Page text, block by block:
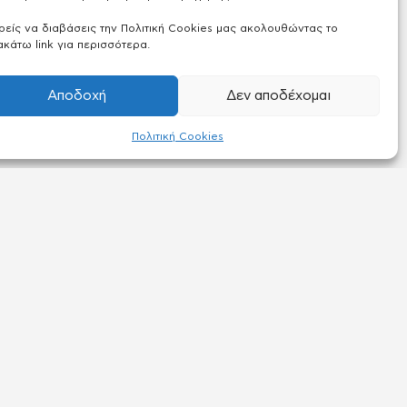
να διαβάσεις την Πολιτική Cookies μας ακολουθώντας το
link για περισσότερα.
Αποδοχή Δεν αποδέχομαι
Πολιτική Cookies